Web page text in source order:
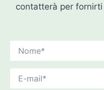
contatterà per